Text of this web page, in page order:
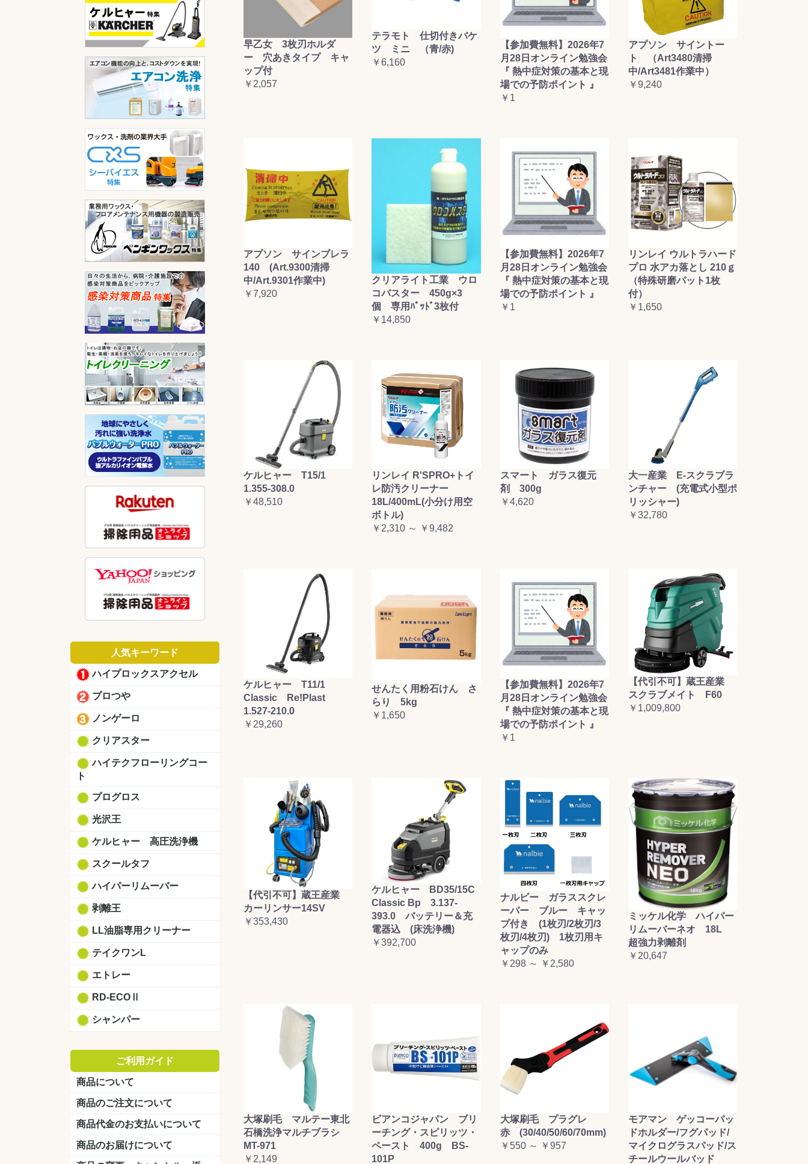
人気キーワード
ハイプロックスアクセル
プロつや
ノンゲーロ
クリアスター
ハイテクフローリングコー
ト
プログロス
光沢王
ケルヒャー 高圧洗浄機
スクールタフ
ハイパーリムーバー
剥離王
LL油脂専用クリーナー
テイクワンL
エトレー
RD-ECOⅡ
シャンパー
ご利用ガイド
商品について
商品のご注文について
商品代金のお支払いについて
商品のお届けについて
お買い物を続ける
早乙女 3枚刃ホルダ
ー 穴あきタイプ キャ
ップ付
￥2,057
テラモト 仕切付きバケ
ツ ミニ （青/赤)
￥6,160
【参加費無料】2026年7
月28日オンライン勉強会
『 熱中症対策の基本と現
場での予防ポイント 』
￥1
アプソン サイントー
ト （Art3480清掃
中/Art3481作業中）
￥9,240
アプソン サインブレラ
140 (Art.9300清掃
中/Art.9301作業中)
￥7,920
クリアライト工業 ウロ
コバスター 450g×3
個 専用ﾊﾟｯﾄﾞ3枚付
￥14,850
【参加費無料】2026年7
月28日オンライン勉強会
『 熱中症対策の基本と現
場での予防ポイント 』
￥1
リンレイ ウルトラハード
プロ 水アカ落とし 210ｇ
（特殊研磨パット1枚
付）
￥1,650
ケルヒャー T15/1
1.355-308.0
￥48,510
リンレイ R'SPRO+トイ
レ防汚クリーナー
18L/400mL(小分け用空
ボトル)
￥2,310 ～ ￥9,482
スマート ガラス復元
剤 300g
￥4,620
大一産業 E-スクラブラ
ンチャー (充電式小型ポ
リッシャー)
￥32,780
ケルヒャー T11/1
Classic Re!Plast
1.527-210.0
￥29,260
せんたく用粉石けん さ
らり 5kg
￥1,650
【参加費無料】2026年7
月28日オンライン勉強会
『 熱中症対策の基本と現
場での予防ポイント 』
￥1
【代引不可】蔵王産業
スクラブメイト F60
￥1,009,800
【代引不可】蔵王産業
カーリンサー14SV
￥353,430
ケルヒャー BD35/15C
Classic Bp 3.137-
393.0 バッテリー＆充
電器込 (床洗浄機)
￥392,700
ナルビー ガラススクレ
ーパー ブルー キャッ
プ付き (1枚刃/2枚刃/3
枚刃/4枚刃) 1枚刃用キ
ャップのみ
￥298 ～ ￥2,580
ミッケル化学 ハイパー
リムーバーネオ 18L
超強力剥離剤
￥20,647
大塚刷毛 マルテー東北
石橋洗浄マルチブラシ
MT-971
￥2,149
ビアンコジャパン ブリ
ーチング・スピリッツ・
ペースト 400g BS-
101P
大塚刷毛 プラグレ
赤 (30/40/50/60/70mm)
￥550 ～ ￥957
モアマン ゲッコーパッ
ドホルダー/フグパッド/
マイクログラスパッド/ス
チールウールバッド